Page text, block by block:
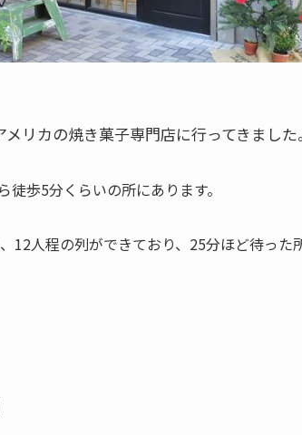
メリカの焼き菓子専門店に行ってきました。
歩5分くらいの所にあります。
12人程の列ができており、25分ほど待った